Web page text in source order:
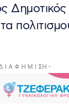
Ι Α Φ Η Μ Ι ΣΗ -